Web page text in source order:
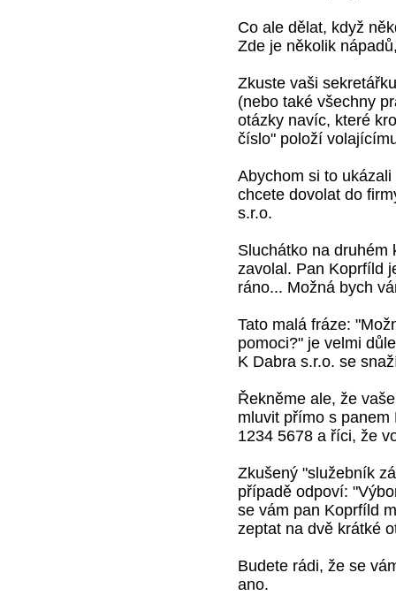
Co ale dělat, když
Zde je několik
Zkuste vaši
(nebo také všechny
otázky navíc, které
číslo" položí
Abychom si to
chcete dovolat do
s.r.o.
Sluchátko na druhém
zavolal. Pan Koprfíld
ráno... Možná bych
Tato malá fráze:
pomoci?" je velmi
K Dabra s.r.o. se
Řekněme ale, že
mluvit přímo s
1234 5678 a říci, že
Zkušený "služebník
případě odpoví:
se vám pan Koprfíld
zeptat na dvě krátké
Budete rádi, že se
ano.